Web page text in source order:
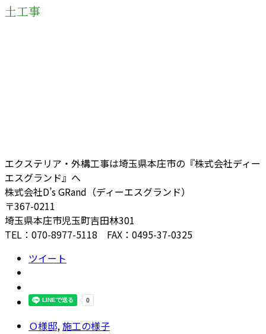
土工事
エクステリア・外構工事は埼玉県本庄市の『株式会社ディー
エスグランド』へ
株式会社D’s GRand（ディーエスグランド）
〒367-0211
埼玉県本庄市児玉町吉田林301
TEL：070-8977-5118 FAX：0495-37-0325
ツイート
Ｏ様邸,施工の様子